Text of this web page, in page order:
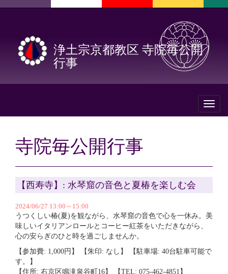
浄土宗京都教区 寺院毎公開
行事
Toggle
寺院毎公開行事
【西寿寺】: 水琴窟の音色と夏椿を楽しむ会
2024/06/27 13:00～15:00
うつくしい椿(夏)を観ながら、水琴窟の音色で心を一休み。美
味しいイタリアンロールとコーヒー紅茶をいただきながら、
心の安らぎのひと時を過ごしませんか。
【参加費: 1,000円】 【朱印: なし】 【駐車場: 40台駐車可能で
す。】
【住所: 右京区鳴滝泉谷町16】 【TEL: 075-462-4851】